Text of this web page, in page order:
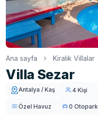
Ana sayfa Kiralık Villalar
Villa Sezar
Antalya / Kaş 4 Kişi
Özel Havuz 0 Otopark